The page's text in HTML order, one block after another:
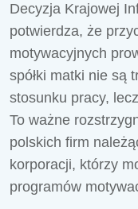
Decyzja Krajowej
potwierdza, że
motywacyjnych
spółki matki nie są
stosunku pracy,
To ważne
polskich firm
korporacji, którzy
programów